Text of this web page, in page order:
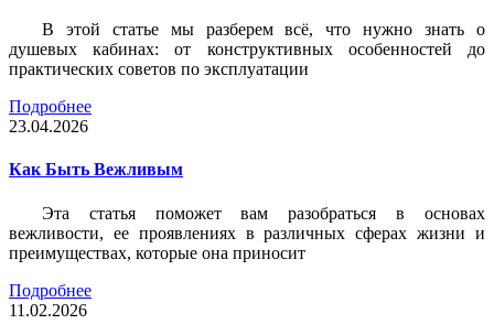
В этой статье мы разберем всё, что нужно знать о
душевых кабинах: от конструктивных особенностей до
практических советов по эксплуатации
Подробнее
23.04.2026
Как Быть Вежливым
Эта статья поможет вам разобраться в основах
вежливости, ее проявлениях в различных сферах жизни и
преимуществах, которые она приносит
Подробнее
11.02.2026